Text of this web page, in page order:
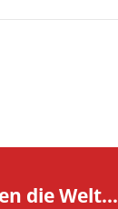
die Welt…